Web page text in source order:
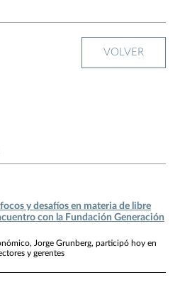
VOLVER
y desafíos en materia de libre
con la Fundación Generación
Jorge Grunberg, participó hoy en
y gerentes